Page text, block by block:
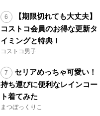
【期限切れても大丈夫】
コストコ会員のお得な更新タ
イミングと特典！
コストコ男子
セリアめっちゃ可愛い！
持ち運びに便利なレインコー
ト着てみた
まつぼっくりこ